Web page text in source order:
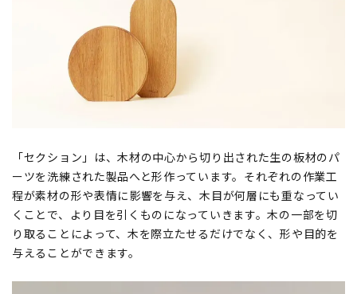
「セクション」は、木材の中心から切り出された生の板材のパ
ーツを洗練された製品へと形作っています。それぞれの作業工
程が素材の形や表情に影響を与え、木目が何層にも重なってい
くことで、より目を引くものになっていきます。木の一部を切
り取ることによって、木を際立たせるだけでなく、形や目的を
与えることができます。